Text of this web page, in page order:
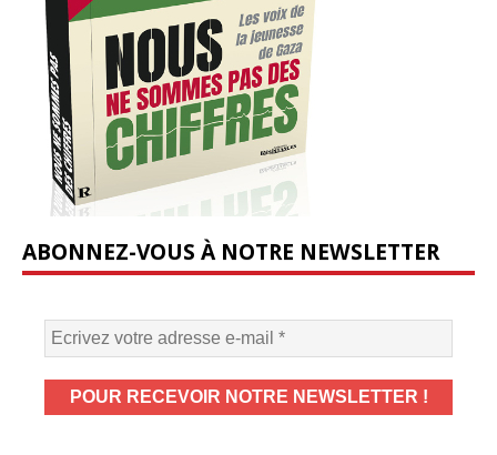
ABONNEZ-VOUS À NOTRE NEWSLETTER